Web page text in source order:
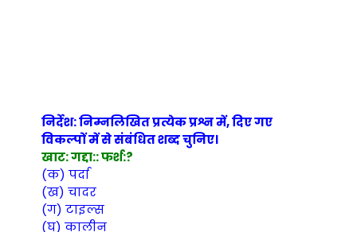
निर्देश: निम्नलिखित प्रत्येक प्रश्न में, दिए गए
विकल्पों में से संबंधित शब्द चुनिए।
खाट: गद्दा:: फर्श:?
(क) पर्दा
(ख) चादर
(ग) टाइल्स
(घ) कालीन